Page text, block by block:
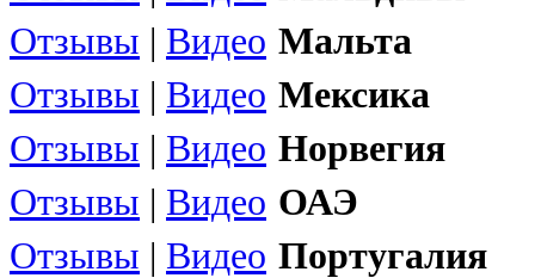
Отзывы | Видео Мальта
Отзывы | Видео Мексика
Отзывы | Видео Норвегия
Отзывы | Видео ОАЭ
Отзывы | Видео Португалия